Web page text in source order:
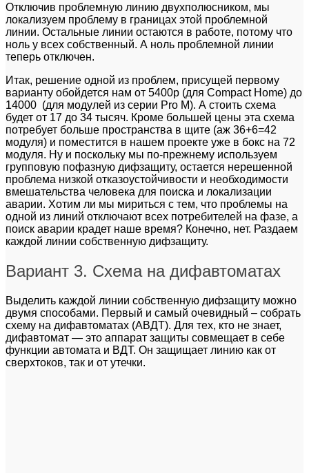
Отключив проблемную линию двухполюсником, мы
локализуем проблему в границах этой проблемной
линии. Остальные линии остаются в работе, потому что
ноль у всех собственный. А ноль проблемной линии
теперь отключен.
Итак, решение одной из проблем, присущей первому
варианту обойдется нам от 5400р (для Compact Home) до
14000 (для модулей из серии Pro M). А стоить схема
будет от 17 до 34 тысяч. Кроме большей цены эта схема
потребует больше пространства в щите (аж 36+6=42
модуля) и поместится в нашем проекте уже в бокс на 72
модуля. Ну и поскольку мы по-прежнему используем
групповую пофазную дифзащиту, остается нерешенной
проблема низкой отказоустойчивости и необходимости
вмешательства человека для поиска и локализации
аварии. Хотим ли мы мириться с тем, что проблемы на
одной из линий отключают всех потребителей на фазе, а
поиск аварии крадет наше время? Конечно, нет. Раздаем
каждой линии собственную дифзащиту.
Вариант 3. Схема на дифавтоматах
Выделить каждой линии собственную дифзащиту можно
двумя способами. Первый и самый очевидный – собрать
схему на дифавтоматах (АВДТ). Для тех, кто не знает,
дифавтомат — это аппарат защиты совмещает в себе
функции автомата и ВДТ. Он защищает линию как от
сверхтоков, так и от утечки.